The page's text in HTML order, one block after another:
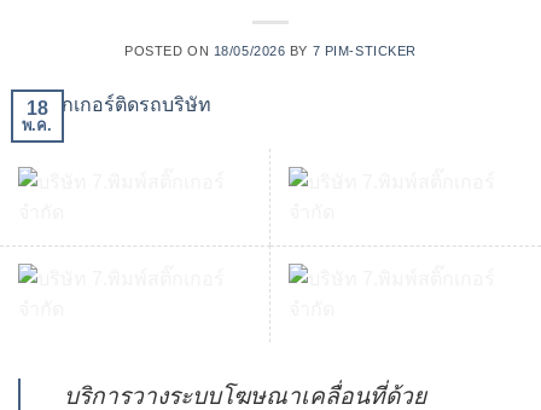
POSTED ON 18/05/2026 BY 7 PIM-STICKER
18
พ.ค.
บริการวางระบบโฆษณาเคลื่อนที่ด้วย